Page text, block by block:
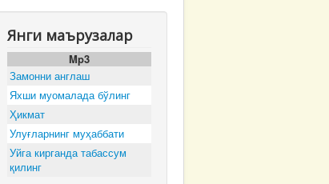
Янги маърузалар
Mp3
Замонни англаш
Яхши муомалада бўлинг
Ҳикмат
Улуғларнинг муҳаббати
Уйга кирганда табассум
қилинг